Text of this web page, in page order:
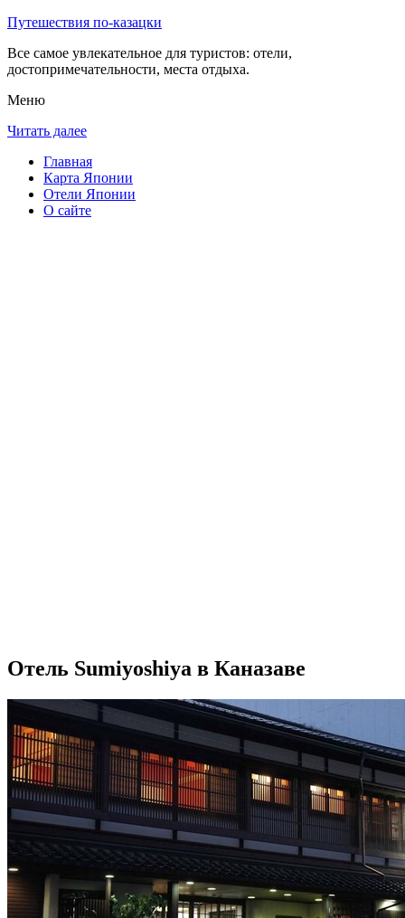
Путешествия по-казацки
Все самое увлекательное для туристов: отели,
достопримечательности, места отдыха.
Меню
Читать далее
Главная
Карта Японии
Отели Японии
О сайте
Отель Sumiyoshiya в Каназаве